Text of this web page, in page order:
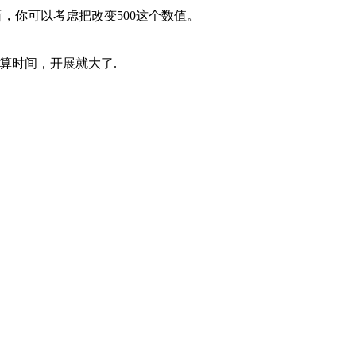
你可以考虑把改变500这个数值。
时间，开展就大了.